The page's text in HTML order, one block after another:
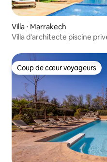
Villa ⋅ Marrakech
Villa d'architecte piscine
Coup de cœur voyageurs
Coup de cœur voyageurs